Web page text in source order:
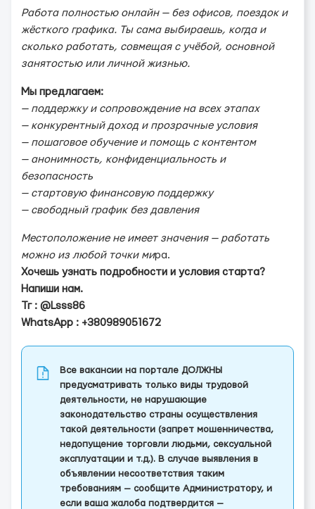
Работа полностью онлайн — без офисов, поездок и
жёсткого графика. Ты сама выбираешь, когда и
сколько работать, совмещая с учёбой, основной
занятостью или личной жизнью.
Мы предлагаем:
— поддержку и сопровождение на всех этапах
— конкурентный доход и прозрачные условия
— пошаговое обучение и помощь с контентом
— анонимность, конфиденциальность и
безопасность
— стартовую финансовую поддержку
— свободный график без давления
Местоположение не имеет значения — работать
можно из любой точки мира.
Хочешь узнать подробности и условия старта?
Напиши нам.
Тг : @Lsss86
WhatsApp : +380989051672
Все вакансии на портале ДОЛЖНЫ
предусматривать только виды трудовой
деятельности, не нарушающие
законодательство страны осуществления
такой деятельности (запрет мошенничества,
недопущение торговли людьми, сексуальной
эксплуатации и т.д.). В случае выявления в
объявлении несоответствия таким
требованиям — сообщите Администратору, и
если ваша жалоба подтвердится —